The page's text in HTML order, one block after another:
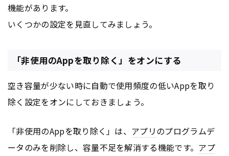
機能があります。
いくつかの設定を見直してみましょう。
「非使用のAppを取り除く」をオンにする
空き容量が少ない時に自動で使用頻度の低いAppを取り
除く設定をオンにしておきましょう。
「非使用のAppを取り除く」は、 アプリのプログラムデ
ータのみを削除し、容量不足を解消する機能です。 アプ